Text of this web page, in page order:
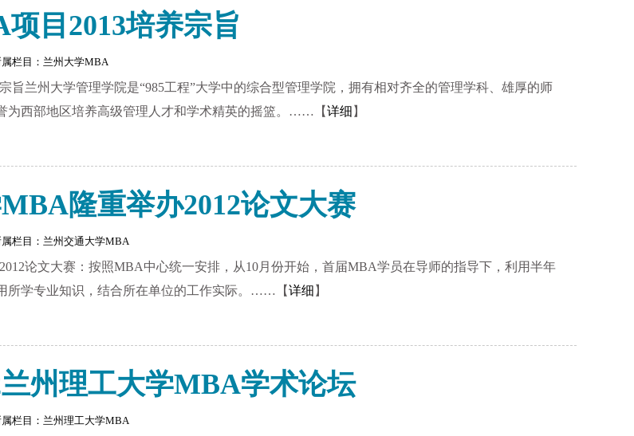
目2013培养宗旨
栏目： 兰州大学MBA
旨兰州大学管理学院是“985工程”大学中的综合型管理学院，拥有相对齐全的管理学科、雄厚的师
为西部地区培养高级管理人才和学术精英的摇篮。……【详细 】
隆重举办2012论文大赛
栏目： 兰州交通大学MBA
论文大赛：按照MBA中心统一安排，从10月份开始，首届MBA学员在导师的指导下，利用半年
所学专业知识，结合所在单位的工作实际。……【详细 】
兰州理工大学MBA学术论坛
栏目： 兰州理工大学MBA